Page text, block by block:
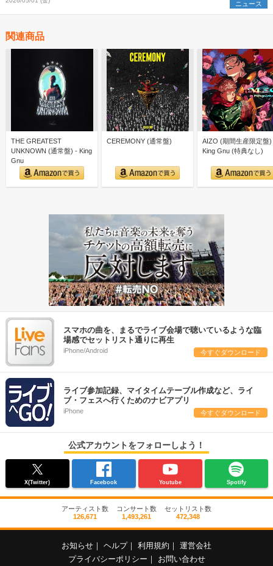
ニュース
関連商品
THE GREATEST
UNKNOWN (通常盤) - King
Gnu
CEREMONY (通常盤)
AIZO (期間生産限定盤)
King Gnu (特典なし)
スマホの曲を、まるでライブ会場で聴いているような臨
場感でセットリスト通りに再生
iPhone/Android 今すぐダウンロード
ライブ参加記録、マイタイムテーブル作成など、ライ
ブ・フェスへ行くためのナビアプリ
iPhone 今すぐダウンロード
公式アカウントをフォローしよう！
X(Twitter) Facebook Youtube Spotify
アーティスト数
126,671
コンサート数
1,493,261
セットリスト数
472,348
お知らせ ヘルプ 利用規約
運営会社
プライバシーポリシー
お問い合わせ